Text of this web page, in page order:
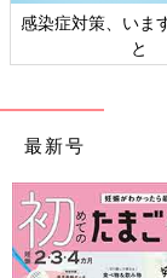
ますぐできるこ
最新号